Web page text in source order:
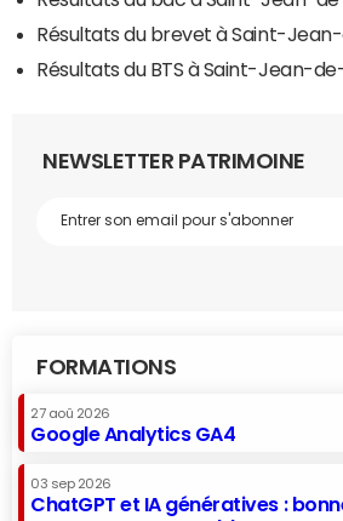
Résultats du brevet à Saint-
Résultats du BTS à Saint-Jean-
NEWSLETTER PATRIMOINE
FORMATIONS
27 aoû 2026
Google Analytics GA4
03 sep 2026
ChatGPT et IA génératives :